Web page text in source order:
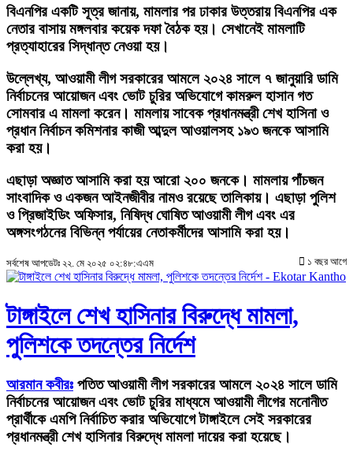
বিএনপির একটি সূত্র জানায়, মামলার পর ঢাকার উত্তরায় বিএনপির এক
নেতার বাসায় মঙ্গলবার কয়েক দফা বৈঠক হয়। সেখানেই মামলাটি
প্রত্যাহারের সিদ্ধান্ত নেওয়া হয়।
উল্লেখ্য, আওয়ামী লীগ সরকারের আমলে ২০২৪ সালে ৭ জানুয়ারি ডামি
নির্বাচনের আয়োজন এবং ভোট চুরির অভিযোগে কামরুল হাসান গত
সোমবার এ মামলা করেন। মামলায় সাবেক প্রধানমন্ত্রী শেখ হাসিনা ও
প্রধান নির্বাচন কমিশনার কাজী আব্দুল আওয়ালসহ ১৯৩ জনকে আসামি
করা হয়।
এছাড়া অজ্ঞাত আসামি করা হয় আরো ২০০ জনকে। মামলায় পাঁচজন
সাংবাদিক ও একজন আইনজীবীর নামও রয়েছে তালিকায়। এছাড়া পুলিশ
ও প্রিজাইডিং অফিসার, নিষিদ্ধ ঘোষিত আওয়ামী লীগ এবং এর
অঙ্গসংগঠনের বিভিন্ন পর্যায়ের নেতাকর্মীদের আসামি করা হয়।
সর্বশেষ আপডেটঃ ২২. মে ২০২৫ ০২:৪৮:এএম ১ বছর আগে
টাঙ্গাইলে শেখ হাসিনার বিরুদ্ধে মামলা,
পুলিশকে তদন্তের নির্দেশ
আরমান কবীরঃ পতিত আওয়ামী লীগ সরকারের আমলে ২০২৪ সালে ডামি
নির্বাচনের আয়োজন এবং ভোট চুরির মাধ্যমে আওয়ামী লীগের মনোনীত
প্রার্থীকে এমপি নির্বাচিত করার অভিযোগে টাঙ্গাইলে সেই সরকারের
প্রধানমন্ত্রী শেখ হাসিনার বিরুদ্ধে মামলা দায়ের করা হয়েছে।